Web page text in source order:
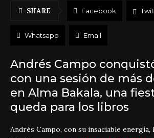
SHARE Facebook
Whatsapp Email
Andrés Campo
con una sesión de más
en Alma Bakala, una
queda para los libros
Andrés Campo, con su insaciable